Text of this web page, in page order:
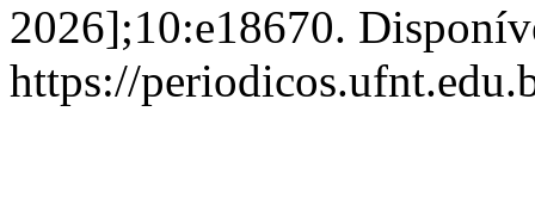
2026];10:e18670.
https://